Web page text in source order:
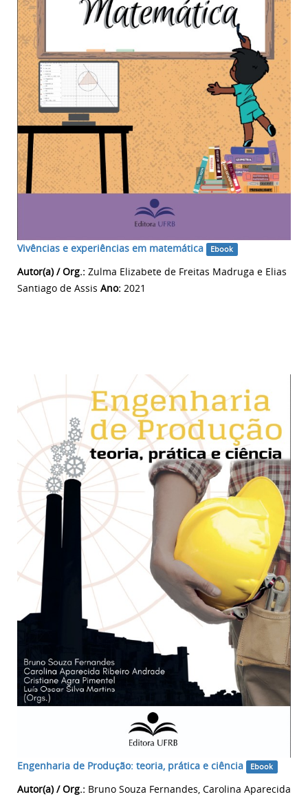
Vivências e experiências em matemática Ebook
Autor(a) / Org.: Zulma Elizabete de Freitas Madruga e Elias
Santiago de Assis Ano: 2021
Engenharia de Produção: teoria, prática e ciência Ebook
Autor(a) / Org.: Bruno Souza Fernandes, Carolina Aparecida